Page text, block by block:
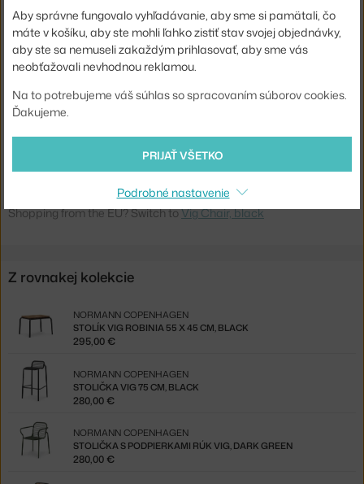
Materiál:
práškovo lakovaná oceľ
Stohovateľné:
áno
Podnož:
5715396042484
Jste z Česka? Přejděte naŽidle Vig, black
Shopping from the EU? Switch toVig Chair, black
Z rovnakej kolekcie
STOLÍK VIG ROBINIA 55 X 45 CM, BLACK
NORMANN COPENHAGEN
295,00 €
STOLIČKA VIG 75 CM, BLACK
NORMANN COPENHAGEN
280,00 €
STOLIČKA S PODPIERKAMI RÚK VIG, DARK GREEN
NORMANN COPENHAGEN
280,00 €
Aby správne fungovalo vyhľadávanie, aby sme si pamätali, čo
máte v košíku, aby ste mohli ľahko zistiť stav svojej objednávky,
aby ste sa nemuseli zakaždým prihlasovať, aby sme vás
neobťažovali nevhodnou reklamou.
Na to potrebujeme váš súhlas so spracovaním súborov cookies.
Ďakujeme.
PRIJAŤ VŠETKO
Podrobné nastavenie